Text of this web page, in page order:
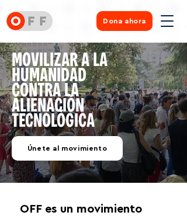
Dona ahora
MOVILIZAR A LA
HUMANIDAD
CONTRA LA
ALIENACIÓN
TECNOLÓGICA
Únete al movimiento
OFF es un movimiento